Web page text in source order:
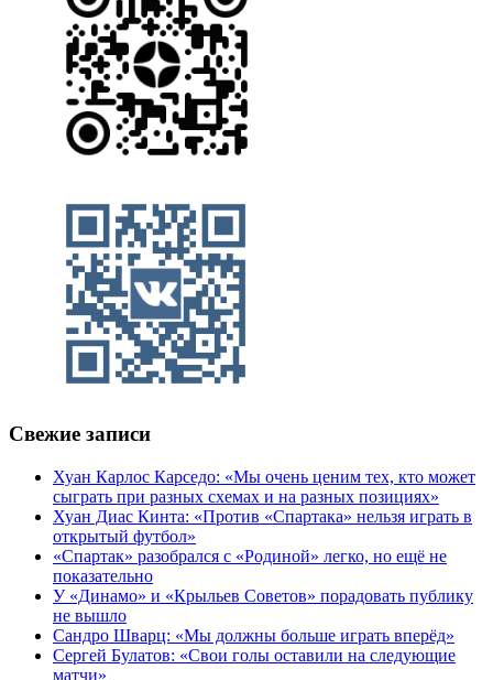
Свежие записи
Хуан Карлос Карседо: «Мы очень ценим тех, кто может
сыграть при разных схемах и на разных позициях»
Хуан Диас Кинта: «Против «Спартака» нельзя играть в
открытый футбол»
«Спартак» разобрался с «Родиной» легко, но ещё не
показательно
У «Динамо» и «Крыльев Советов» порадовать публику
не вышло
Сандро Шварц: «Мы должны больше играть вперёд»
Сергей Булатов: «Свои голы оставили на следующие
матчи»